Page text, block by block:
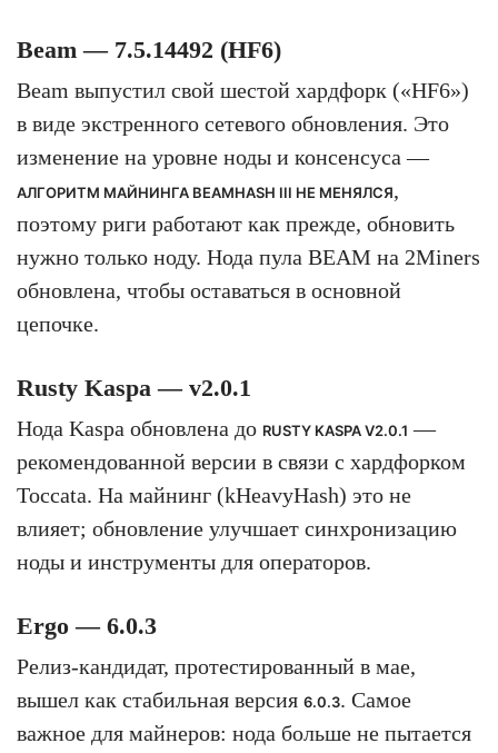
Beam — 7.5.14492 (HF6)
Beam выпустил свой шестой хардфорк («HF6»)
в виде экстренного сетевого обновления. Это
изменение на уровне ноды и консенсуса —
АЛГОРИТМ МАЙНИНГА BEAMHASH III НЕ МЕНЯЛСЯ,
поэтому риги работают как прежде, обновить
нужно только ноду. Нода пула BEAM на 2Miners
обновлена, чтобы оставаться в основной
цепочке.
Rusty Kaspa — v2.0.1
Нода Kaspa обновлена до RUSTY KASPA V2.0.1 —
рекомендованной версии в связи с хардфорком
Toccata. На майнинг (kHeavyHash) это не
влияет; обновление улучшает синхронизацию
ноды и инструменты для операторов.
Ergo — 6.0.3
Релиз-кандидат, протестированный в мае,
вышел как стабильная версия 6.0.3. Самое
важное для майнеров: нода больше не пытается